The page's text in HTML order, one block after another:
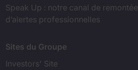
Speak Up : notre canal de remontée
d’alertes professionnelles
Sites du Groupe
Investors' Site